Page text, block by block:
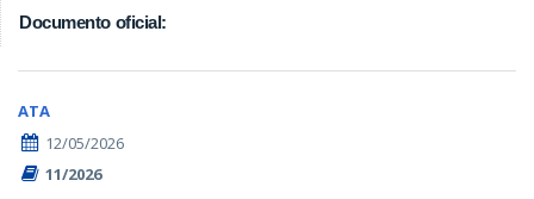
Documento oficial:
ATA
12/05/2026
11/2026